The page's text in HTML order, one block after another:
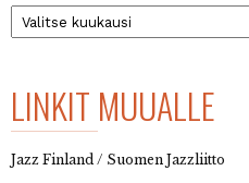
Arkisto
LINKIT MUUALLE
Jazz Finland / Suomen Jazzliitto